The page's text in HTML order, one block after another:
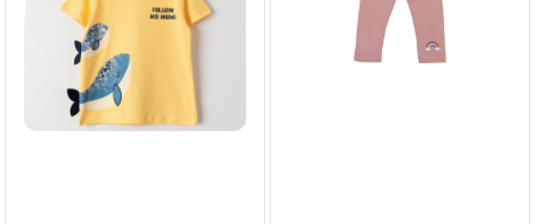
10-13 Years